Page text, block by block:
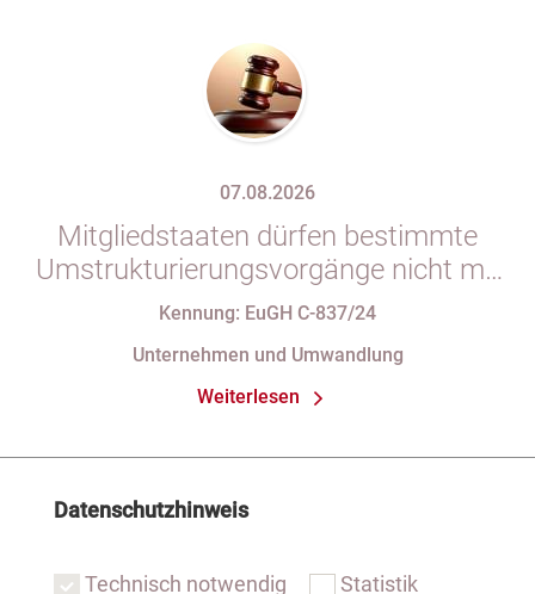
07.08.2026
Mitgliedstaaten dürfen bestimmte
Umstrukturierungsvorgänge nicht mit
indirekten Steuern belasten
Kennung: EuGH C-837/24
Unternehmen und Umwandlung
Weiterlesen
Datenschutzhinweis
Technisch notwendig Statistik